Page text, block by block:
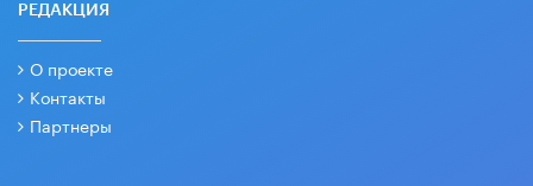
РЕДАКЦИЯ
О проекте
Контакты
Партнеры